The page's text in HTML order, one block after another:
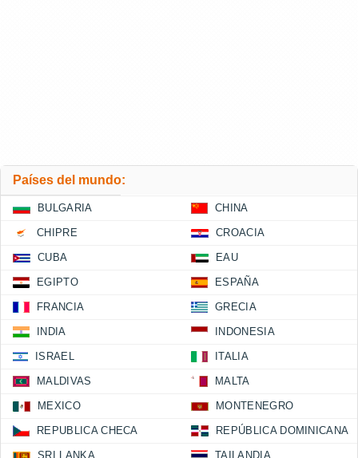
Países del mundo:
BULGARIA CHINA
CHIPRE CROACIA
CUBA EAU
EGIPTO ESPAÑA
FRANCIA GRECIA
INDIA INDONESIA
ISRAEL ITALIA
MALDIVAS MALTA
MEXICO MONTENEGRO
REPUBLICA CHECA REPÚBLICA DOMINICANA
SRI LANKA TAILANDIA